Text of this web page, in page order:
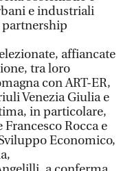
e industriali
affiancate
tra loro
con ART-ER,
Venezia Giulia e
in particolare,
Rocca e
Economico,